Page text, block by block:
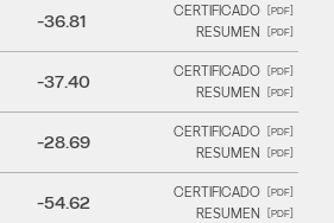
-36.81
CERTIFICADO
RESUMEN
-37.40
CERTIFICADO
RESUMEN
-28.69
CERTIFICADO
RESUMEN
-54.62
CERTIFICADO
RESUMEN